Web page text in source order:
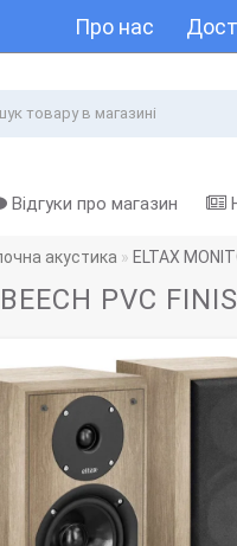
Про нас
Відгуки про магазин
акустика ELTAX
PVC